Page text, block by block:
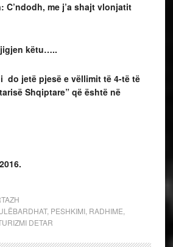
C’ndodh, me j’a shajt vlonjatit
këtu…..
do jetë pjesë e vëllimit të 4-të të
Shqiptare” që është në
, PESHKIMI, RADHIME
DETAR